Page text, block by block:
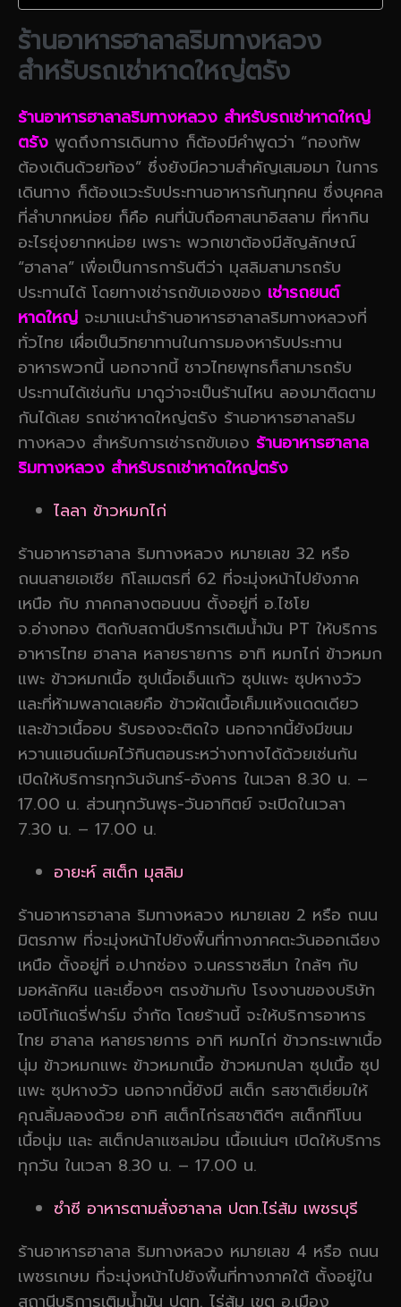
ร้านอาหารฮาลาลริมทางหลวง
สำหรับรถเช่าหาดใหญ่ตรัง
ร้านอาหารฮาลาลริมทางหลวง สำหรับรถเช่าหาดใหญ่
ตรัง พูดถึงการเดินทาง ก็ต้องมีคำพูดว่า “กองทัพ
ต้องเดินด้วยท้อง” ซึ่งยังมีความสำคัญเสมอมา ในการ
เดินทาง ก็ต้องแวะรับประทานอาหารกันทุกคน ซึ่งบุคคล
ที่ลำบากหน่อย ก็คือ คนที่นับถือศาสนาอิสลาม ที่หากิน
อะไรยุ่งยากหน่อย เพราะ พวกเขาต้องมีสัญลักษณ์
“ฮาลาล” เพื่อเป็นการการันตีว่า มุสลิมสามารถรับ
ประทานได้ โดยทางเช่ารถขับเองของ เช่ารถยนต์
หาดใหญ่ จะมาแนะนำร้านอาหารฮาลาลริมทางหลวงที่
ทั่วไทย เผื่อเป็นวิทยาทานในการมองหารับประทาน
อาหารพวกนี้ นอกจากนี้ ชาวไทยพุทธก็สามารถรับ
ประทานได้เช่นกัน มาดูว่าจะเป็นร้านไหน ลองมาติดตาม
กันได้เลย รถเช่าหาดใหญ่ตรัง ร้านอาหารฮาลาลริม
ทางหลวง สำหรับการเช่ารถขับเอง ร้านอาหารฮาลาล
ริมทางหลวง สำหรับรถเช่าหาดใหญ่ตรัง
ไลลา ข้าวหมกไก่
ร้านอาหารฮาลาล ริมทางหลวง หมายเลข 32 หรือ
ถนนสายเอเชีย กิโลเมตรที่ 62 ที่จะมุ่งหน้าไปยังภาค
เหนือ กับ ภาคกลางตอนบน ตั้งอยู่ที่ อ.ไชโย
จ.อ่างทอง ติดกับสถานีบริการเติมน้ำมัน PT ให้บริการ
อาหารไทย ฮาลาล หลายรายการ อาทิ หมกไก่ ข้าวหมก
แพะ ข้าวหมกเนื้อ ซุปเนื้อเอ็นแก้ว ซุปแพะ ซุปหางวัว
และที่ห้ามพลาดเลยคือ ข้าวผัดเนื้อเค็มแห้งแดดเดียว
และข้าวเนื้ออบ รับรองจะติดใจ นอกจากนี้ยังมีขนม
หวานแฮนด์เมคไว้กินตอนระหว่างทางได้ด้วยเช่นกัน
เปิดให้บริการทุกวันจันทร์-อังคาร ในเวลา 8.30 น. –
17.00 น. ส่วนทุกวันพุธ-วันอาทิตย์ จะเปิดในเวลา
7.30 น. – 17.00 น.
อายะห์ สเต็ก มุสลิม
ร้านอาหารฮาลาล ริมทางหลวง หมายเลข 2 หรือ ถนน
มิตรภาพ ที่จะมุ่งหน้าไปยังพื้นที่ทางภาคตะวันออกเฉียง
เหนือ ตั้งอยู่ที่ อ.ปากช่อง จ.นครราชสีมา ใกล้ๆ กับ
มอหลักหิน และเยื้องๆ ตรงข้ามกับ โรงงานของบริษัท
เอบิโก้แดรี่ฟาร์ม จำกัด โดยร้านนี้ จะให้บริการอาหาร
ไทย ฮาลาล หลายรายการ อาทิ หมกไก่ ข้าวกระเพาเนื้อ
นุ่ม ข้าวหมกแพะ ข้าวหมกเนื้อ ข้าวหมกปลา ซุปเนื้อ ซุป
แพะ ซุปหางวัว นอกจากนี้ยังมี สเต็ก รสชาติเยี่ยมให้
คุณลิ้มลองด้วย อาทิ สเต็กไก่รสชาติดีๆ สเต็กทีโบน
เนื้อนุ่ม และ สเต็กปลาแซลม่อน เนื้อแน่นๆ เปิดให้บริการ
ทุกวัน ในเวลา 8.30 น. – 17.00 น.
ซำซี อาหารตามสั่งฮาลาล ปตท.ไร่ส้ม เพชรบุรี
ร้านอาหารฮาลาล ริมทางหลวง หมายเลข 4 หรือ ถนน
เพชรเกษม ที่จะมุ่งหน้าไปยังพื้นที่ทางภาคใต้ ตั้งอยู่ใน
สถานีบริการเติมน้ำมัน ปตท. ไร่ส้ม เขต อ.เมือง